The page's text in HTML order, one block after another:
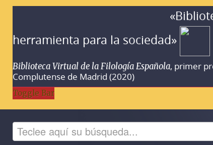
herramienta para la sociedad»
Biblioteca Virtual de la Filología Española, primer
Complutense de Madrid (2020)
Toggle Bar